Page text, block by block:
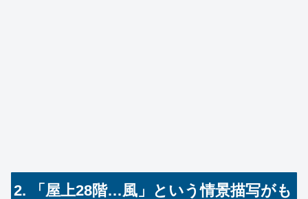
2. 「屋上28階…風」という情景描写がも